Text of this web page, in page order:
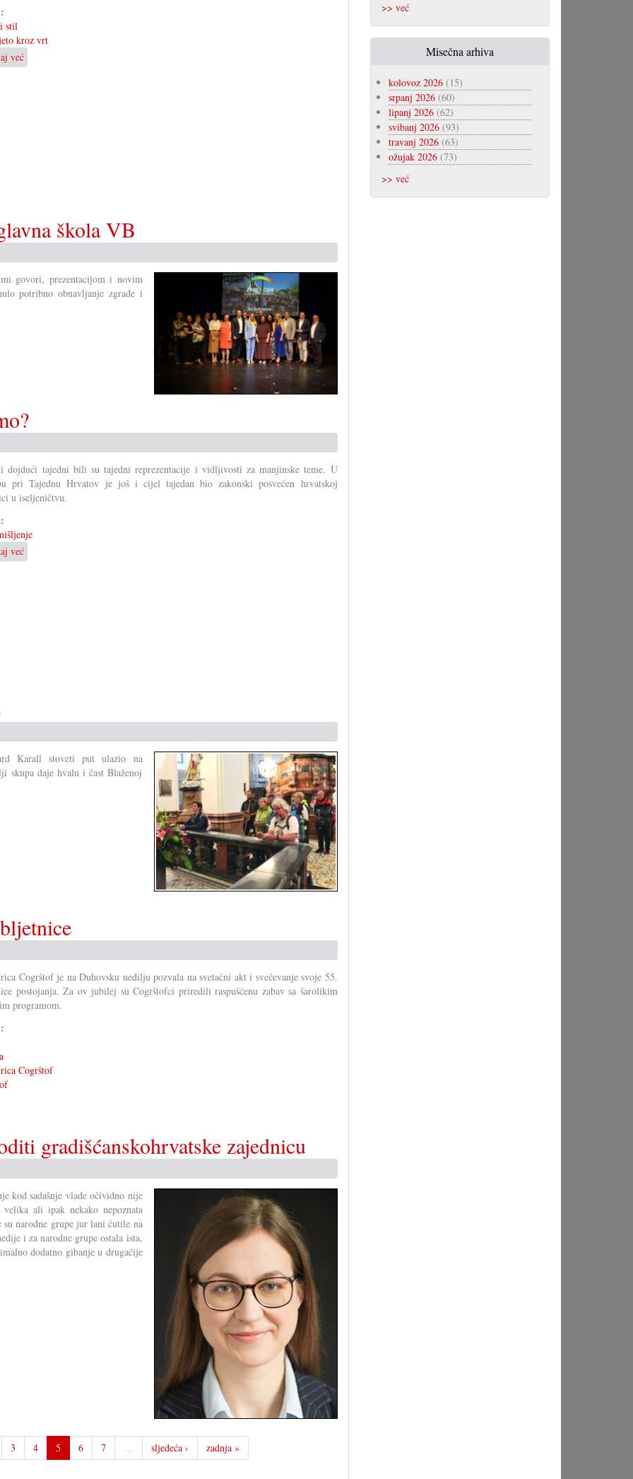
stil
kroz vrt
već
Kad
škola VB
govori, prezentacijom i novim
potribno obnavljanje zgrade i
dojdući tajedni bili su tajedni reprezentacije i vidljivosti za manjinske teme. U
pri Tajednu Hrvatov je još i cijel tajedan bio zakonski posvećen hrvatskoj
u iseljeničtvu.
već
Je
Karall stoveti put ulazio na
skupa daje hvalu i čast Blaženoj
Cogrštof je na Duhovsku nedilju pozvala na svetačni akt i svečevanje svoje 55.
postojanja. Za ov jubilej su Cogrštofci priredili raspušćenu zabav sa šarolikim
programom.
Cogrštof
gradišćanskohrvatske zajednicu
kod sadašnje vlade očividno nije
ali ipak nekako nepoznata
su narodne grupe jur lani ćutile na
i za narodne grupe ostala ista,
dodatno gibanje u drugačije
3 4 5 6 7 … sljedeća › zadnja »
>> već
Misečna arhiva
kolovoz 2026(15)
srpanj 2026(60)
lipanj 2026(62)
svibanj 2026(93)
travanj 2026(63)
ožujak 2026(73)
>> već